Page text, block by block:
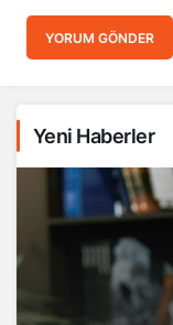
YORUM GÖNDER
Yeni Haberler